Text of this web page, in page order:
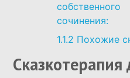
собственного
сочинения:
1.1.2 Похожие
Сказкотерапия